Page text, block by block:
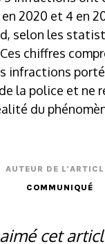
2020 et 4 en
selon les
chiffres
infractions
la police et ne
du
AUTEUR DE
COMMUNIQUÉ
cet